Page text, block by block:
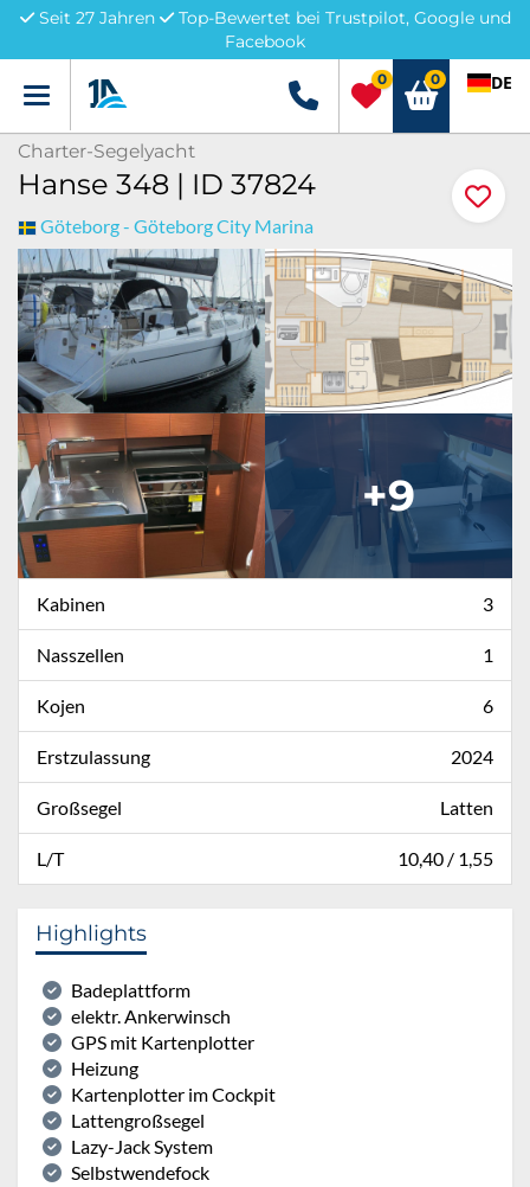
Seit 27 Jahren
Top-Bewertet bei Trustpilot, Google und
Facebook
Menü +49 5741 3222690
0 0 DE
Charter-Segelyacht
Hanse 348 | ID 37824
Göteborg - Göteborg City Marina
+9
Kabinen 3
Nasszellen 1
Kojen 6
Erstzulassung 2024
Großsegel Latten
L/T 10,40 / 1,55
Highlights
Badeplattform
elektr. Ankerwinsch
GPS mit Kartenplotter
Heizung
Kartenplotter im Cockpit
Lattengroßsegel
Lazy-Jack System
Selbstwendefock